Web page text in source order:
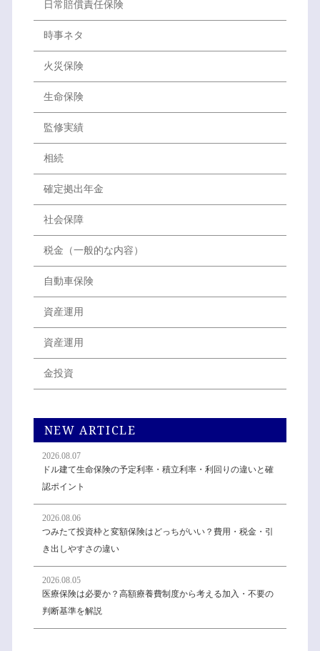
日常賠償責任保険
時事ネタ
火災保険
生命保険
監修実績
相続
確定拠出年金
社会保障
税金（一般的な内容）
自動車保険
資産運用
資産運用
金投資
NEW ARTICLE
2026.08.07
ドル建て生命保険の予定利率・積立利率・利回りの違いと確
認ポイント
2026.08.06
つみたて投資枠と変額保険はどっちがいい？費用・税金・引
き出しやすさの違い
2026.08.05
医療保険は必要か？高額療養費制度から考える加入・不要の
判断基準を解説